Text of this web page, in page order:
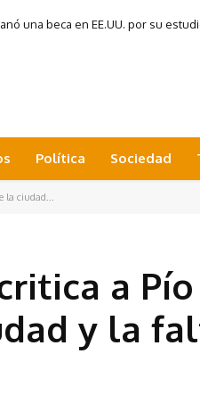
una beca en EE.UU. por su
Política Sociedad
ciudad...
a
y la